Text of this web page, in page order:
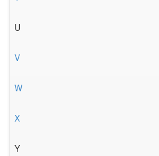
U
V
W
X
Y